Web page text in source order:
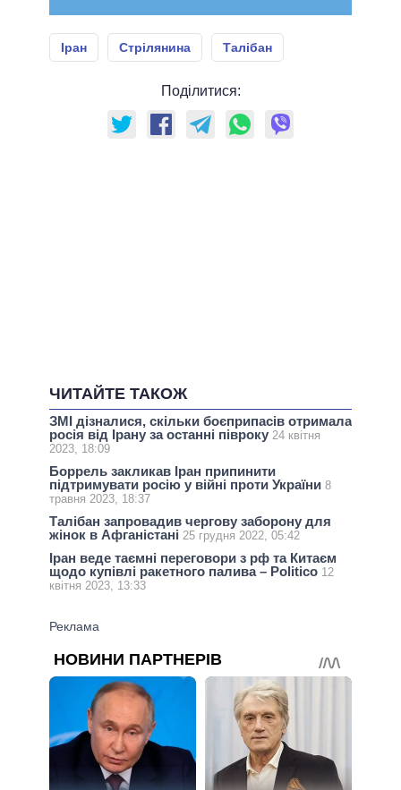
Іран Стрілянина Талібан
Поділитися:
ЧИТАЙТЕ ТАКОЖ
ЗМІ дізналися, скільки боєприпасів отримала
росія від Ірану за останні півроку 24 квітня
2023, 18:09
Боррель закликав Іран припинити
підтримувати росію у війні проти України 8
травня 2023, 18:37
Талібан запровадив чергову заборону для
жінок в Афганістані 25 грудня 2022, 05:42
Іран веде таємні переговори з рф та Китаєм
щодо купівлі ракетного палива – Politico 12
квітня 2023, 13:33